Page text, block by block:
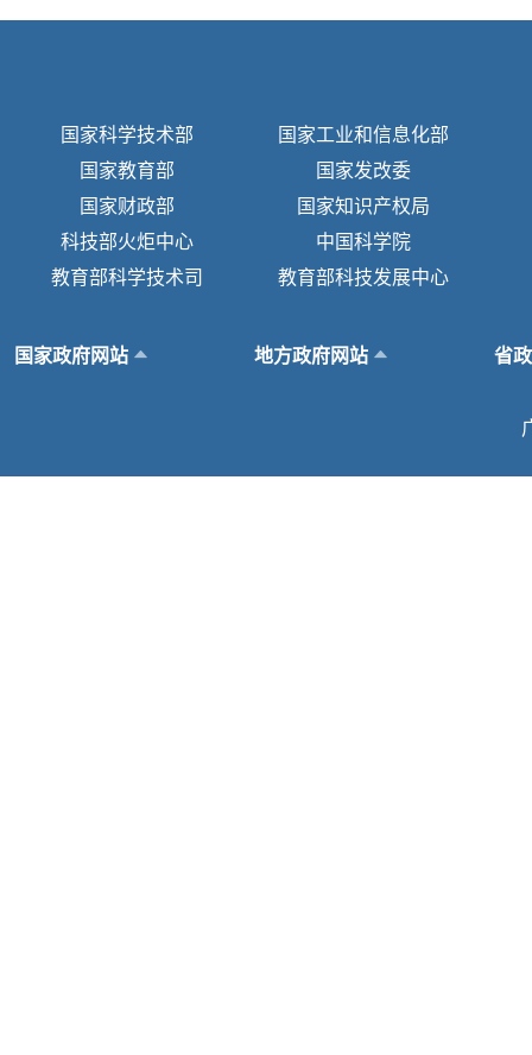
国家科学技术部
国家工业和信息化部
国家教育部
国家发改委
国家财政部
国家知识产权局
科技部火炬中心
中国科学院
教育部科学技术司
教育部科技发展中心
国家政府网站 地方政府网站 省